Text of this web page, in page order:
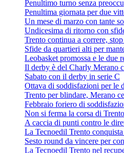
Penultimo turno senza
Penultima giornata per due
Un mese di marzo con tante
Undicesima di ritorno con
Trento continua a correre,
Sfide da quartieri alti per
Leobasket promossa e le due
Il derby è del Charly Merano
Sabato con il derby in serie C
Ottava di soddisfazioni per le
Trento per blindare, Merano
Febbraio foriero di
Non si ferma la corsa di
A caccia di punti contro le
La Tecnoedil Trento
Sesto round da vincere per
La Tecnoedil Trento nel